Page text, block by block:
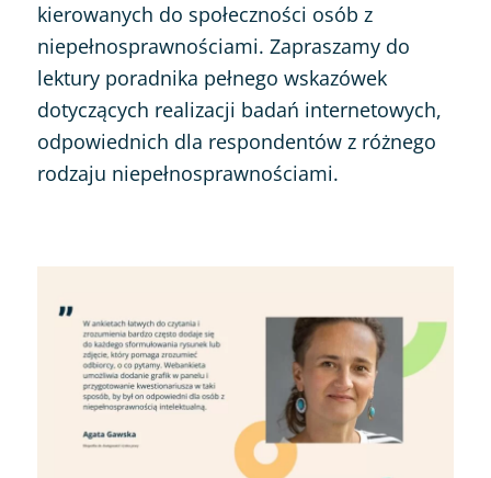
kierowanych do społeczności osób z
niepełnosprawnościami. Zapraszamy do
lektury poradnika pełnego wskazówek
dotyczących realizacji badań internetowych,
odpowiednich dla respondentów z różnego
rodzaju niepełnosprawnościami.